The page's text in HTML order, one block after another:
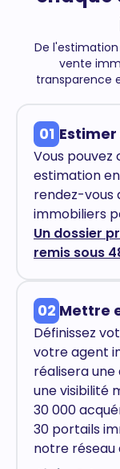
De
vente
transparence
01
Vous
estimation
rendez-vous
immobiliers
Un dossier
remis sous
02 Mettre
Définissez
votre agent
réalisera
une visibilité
30 000
30 portails
notre réseau